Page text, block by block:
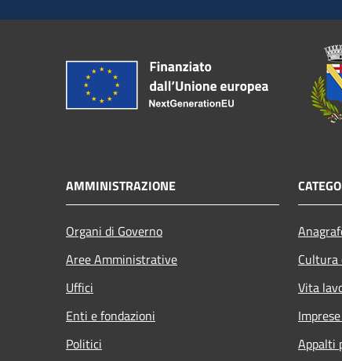
AMMINISTRAZIONE
Organi di Governo
Aree Amministrative
Uffici
Enti e fondazioni
Politici
Cultura
Vita
Appalti